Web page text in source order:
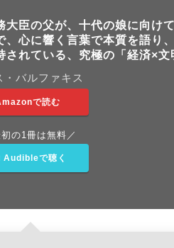
大臣の父が、十代の娘に向け
、心に響く言葉で本質を語り
されている、究極の「経済×文
・バルファキス
で読む
の1冊は無料／
Audibleで聴く